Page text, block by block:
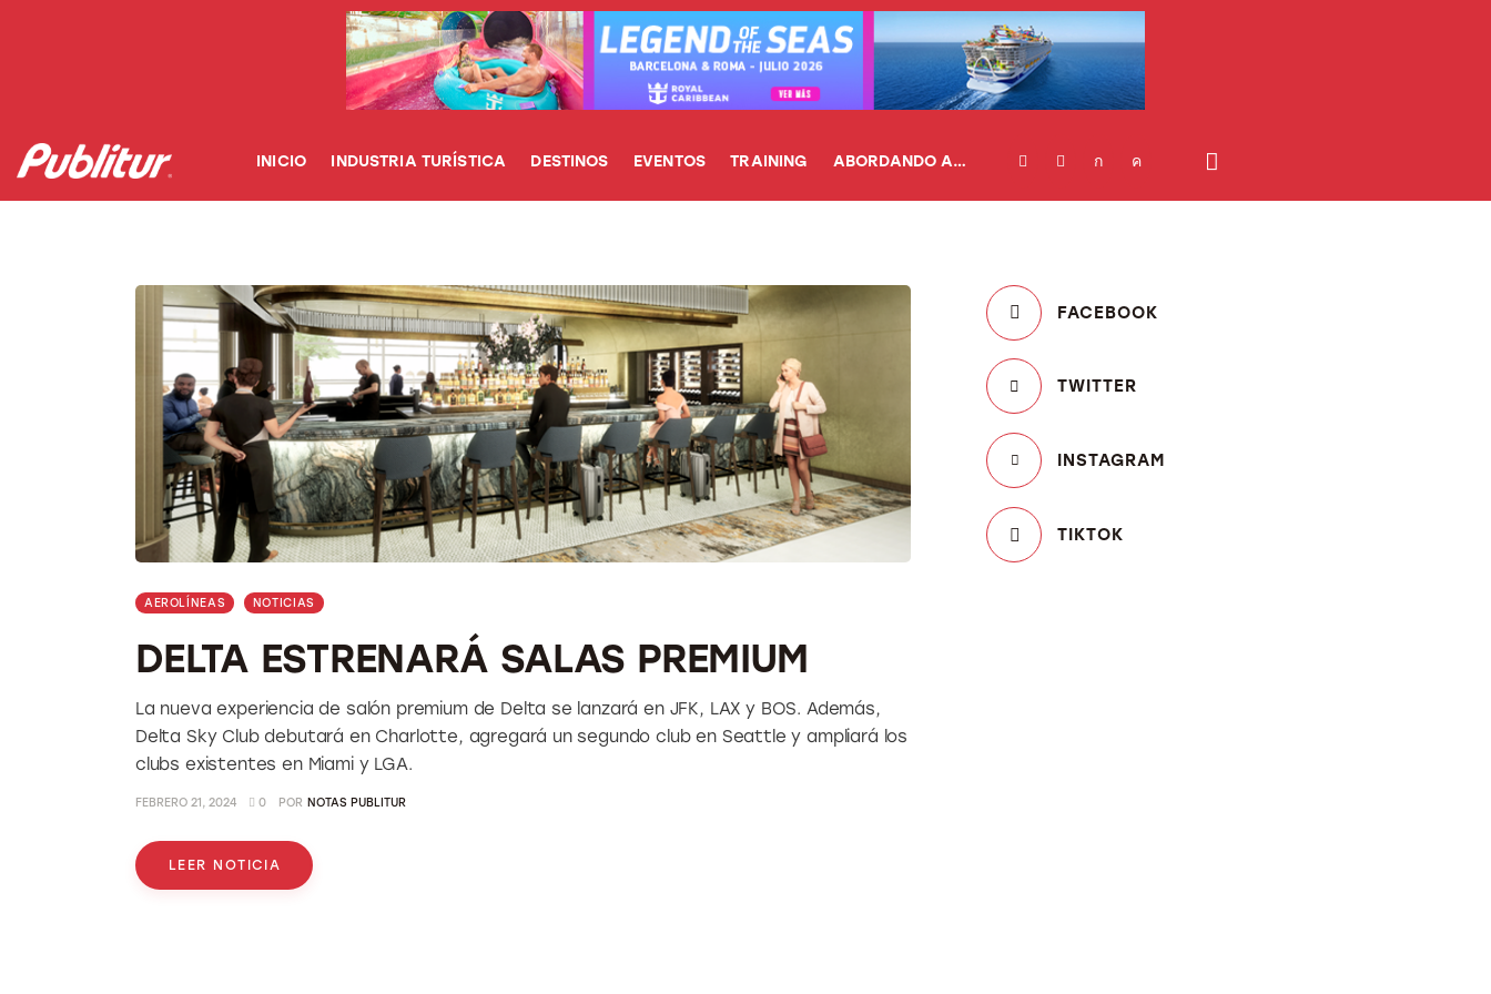
INICIO INDUSTRIA TURÍSTICA DESTINOS EVENTOS TRAINING ABORDANDO A…
ABORDANDO A…
AEROLÍNEAS NOTICIAS
DELTA ESTRENARÁ SALAS PREMIUM
La nueva experiencia de salón premium de Delta se lanzará en JFK, LAX y BOS. Además,
Delta Sky Club debutará en Charlotte, agregará un segundo club en Seattle y ampliará los
clubs existentes en Miami y LGA.
FEBRERO 21, 2024 0 POR NOTAS PUBLITUR
LEER NOTICIA
FACEBOOK
TWITTER
INSTAGRAM
TIKTOK